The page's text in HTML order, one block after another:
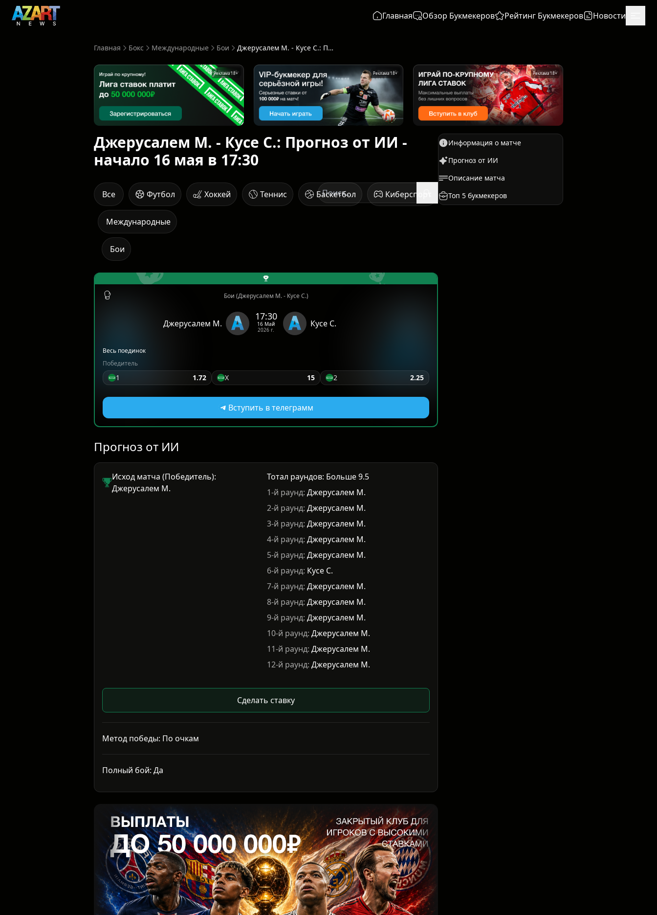
Главная Обзор Букмекеров Рейтинг Букмекеров Новости
Главная Бокс Международные Бои Джерусалем М. - Кусе С.: Прогноз от ИИ - начало 16 мая в 17:30
Реклама 18+ Реклама 18+ Реклама 18+
Джерусалем М. - Кусе С.: Прогноз от ИИ -
начало 16 мая в 17:30
Все Футбол Хоккей Теннис Баскетбол Киберспорт Единоборства
Международные
Бои
Бои (Джерусалем М. - Кусе С.)
Джерусалем М.
17:30
16 Май
2026 г.
Кусе С.
Весь поединок
Победитель
1 1.72 X 15 2 2.25
Вступить в телеграмм
Прогноз от ИИ
Исход матча (Победитель):
Джерусалем М.
Тотал раундов: Больше 9.5
1-й раунд: Джерусалем М.
2-й раунд: Джерусалем М.
3-й раунд: Джерусалем М.
4-й раунд: Джерусалем М.
5-й раунд: Джерусалем М.
6-й раунд: Кусе С.
7-й раунд: Джерусалем М.
8-й раунд: Джерусалем М.
9-й раунд: Джерусалем М.
10-й раунд: Джерусалем М.
11-й раунд: Джерусалем М.
12-й раунд: Джерусалем М.
Сделать ставку
Метод победы: По очкам
Полный бой: Да
Информация о матче
Прогноз от ИИ
Описание матча
Топ 5 букмекеров